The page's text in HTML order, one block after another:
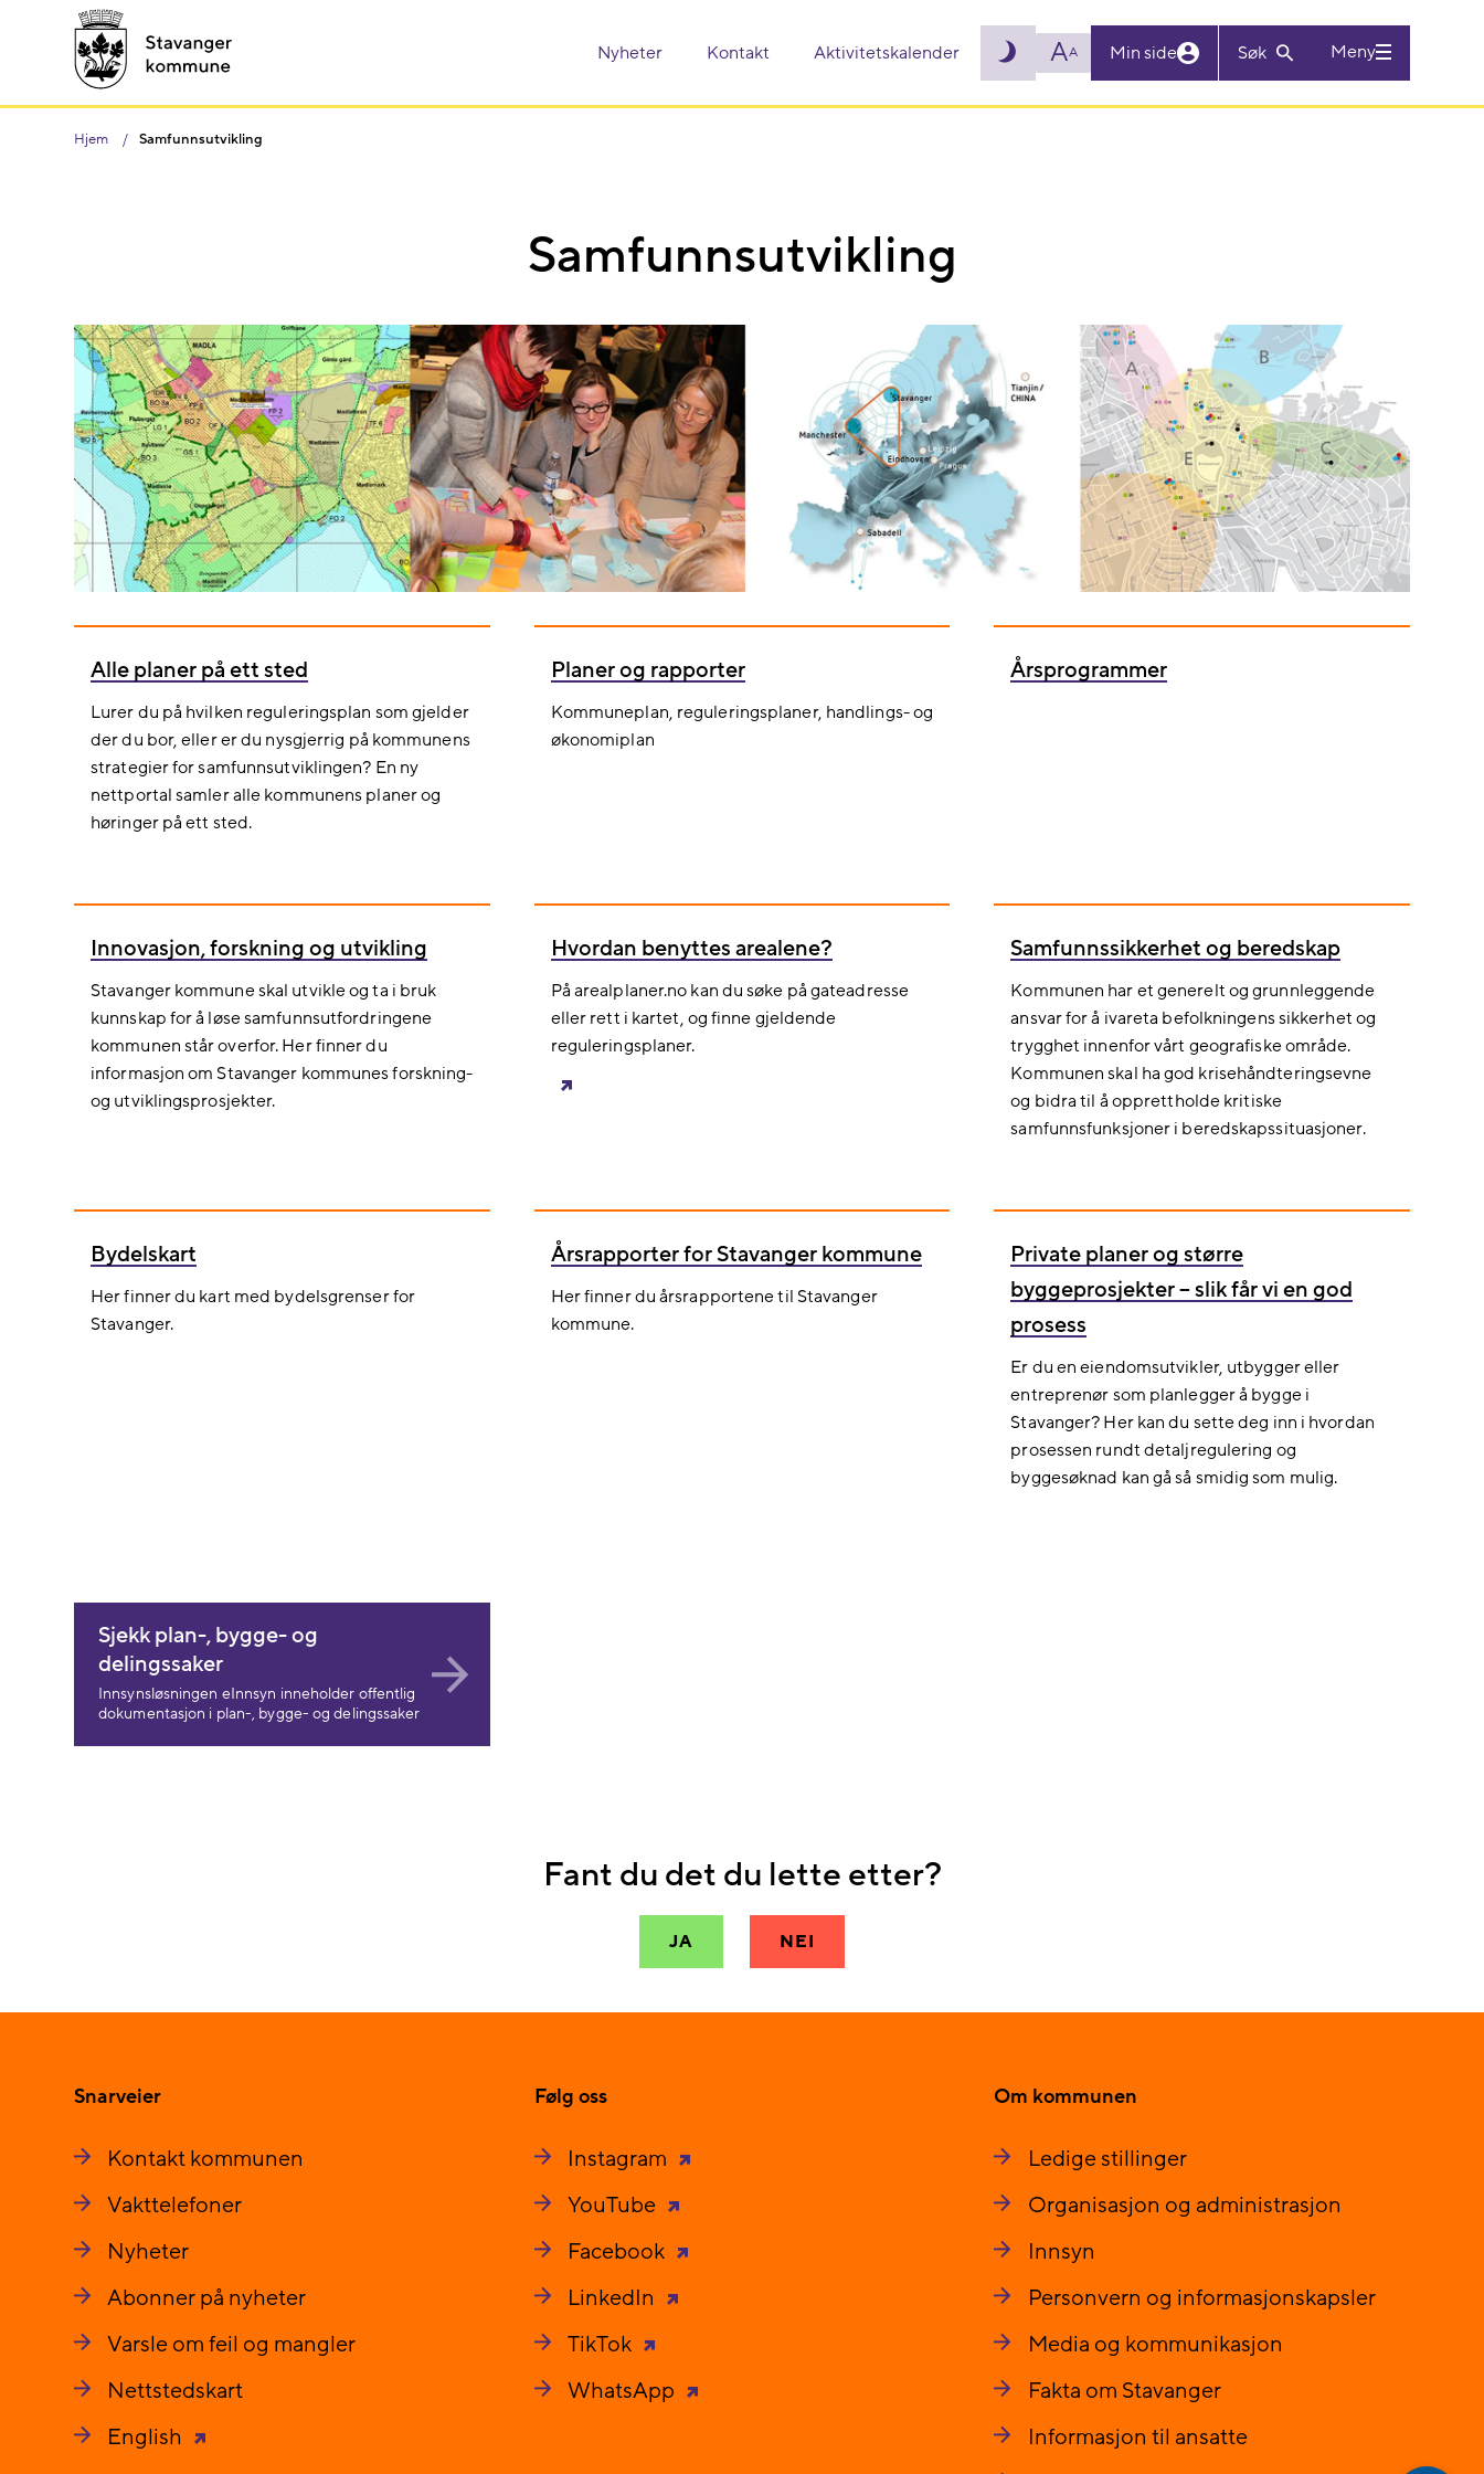
Nyheter Kontakt Aktivitetskalender AA Min side Søk Meny
Hjem Samfunnsutvikling
Samfunnsutvikling
Alle planer på ett sted
Lurer du på hvilken reguleringsplan som gjelder
der du bor, eller er du nysgjerrig på kommunens
strategier for samfunnsutviklingen? En ny
nettportal samler alle kommunens planer og
høringer på ett sted.
Planer og rapporter
Kommuneplan, reguleringsplaner, handlings- og
økonomiplan
Årsprogrammer
Innovasjon, forskning og utvikling
Stavanger kommune skal utvikle og ta i bruk
kunnskap for å løse samfunnsutfordringene
kommunen står overfor. Her finner du
informasjon om Stavanger kommunes forskning-
og utviklingsprosjekter.
Hvordan benyttes arealene?
På arealplaner.no kan du søke på gateadresse
eller rett i kartet, og finne gjeldende
reguleringsplaner.
Samfunnssikkerhet og beredskap
Kommunen har et generelt og grunnleggende
ansvar for å ivareta befolkningens sikkerhet og
trygghet innenfor vårt geografiske område.
Kommunen skal ha god krisehåndteringsevne
og bidra til å opprettholde kritiske
samfunnsfunksjoner i beredskapssituasjoner.
Bydelskart
Her finner du kart med bydelsgrenser for
Stavanger.
Årsrapporter for Stavanger kommune
Her finner du årsrapportene til Stavanger
kommune.
Private planer og større
byggeprosjekter – slik får vi en god
prosess
Er du en eiendomsutvikler, utbygger eller
entreprenør som planlegger å bygge i
Stavanger? Her kan du sette deg inn i hvordan
prosessen rundt detaljregulering og
byggesøknad kan gå så smidig som mulig.
Sjekk plan-, bygge- og
delingssaker
Innsynsløsningen eInnsyn inneholder offentlig
dokumentasjon i plan-, bygge- og delingssaker
Fant du det du lette etter?
JA NEI
Snarveier
Kontakt kommunen
Vakttelefoner
Nyheter
Abonner på nyheter
Varsle om feil og mangler
Nettstedskart
English
Følg oss
Instagram
YouTube
Facebook
LinkedIn
TikTok
WhatsApp
Om kommunen
Ledige stillinger
Organisasjon og administrasjon
Innsyn
Personvern og informasjonskapsler
Media og kommunikasjon
Fakta om Stavanger
Informasjon til ansatte